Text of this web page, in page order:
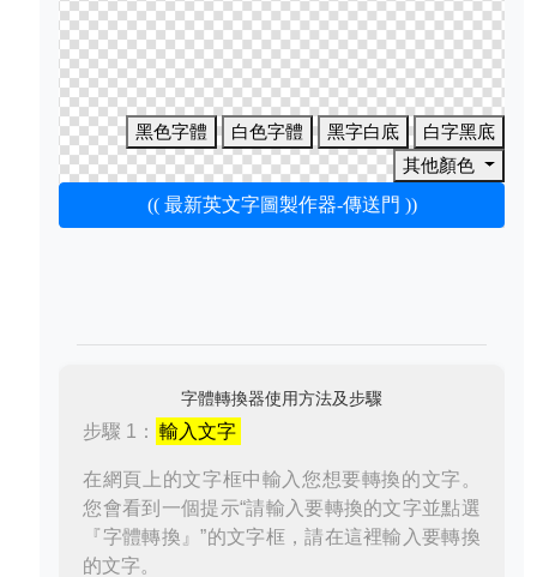
黑色字體 白色字體 黑字白底
白字黑底
其他顏色
(( 最新英文字圖製作器-傳送門 ))
字體轉換器使用方法及步驟
步驟 1： 輸入文字
在網頁上的文字框中輸入您想要轉換的文字。
您會看到一個提示“請輸入要轉換的文字並點選
『字體轉換』”的文字框，請在這裡輸入要轉換
的文字。